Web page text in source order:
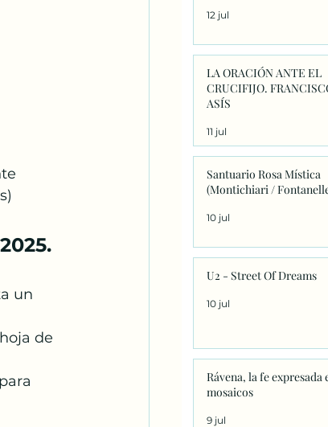
un
de
12 jul
LA ORACIÓN ANTE EL
CRUCIFIJO.
ASÍS
11 jul
Santuario Rosa Mística
(Montichiari /
10 jul
U2 - Street Of Dreams
10 jul
Rávena, la fe expresada
mosaicos
9 jul